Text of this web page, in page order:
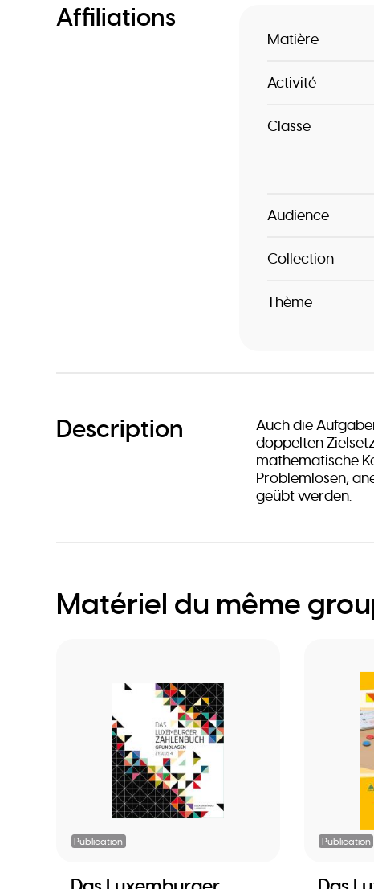
Affiliations
Matière
Activité
Classe
Audience
Collection
Thème
Description
Auch die
doppelten
mathematische
Problemlösen,
geübt werden.
Matériel du même
Publication Publication